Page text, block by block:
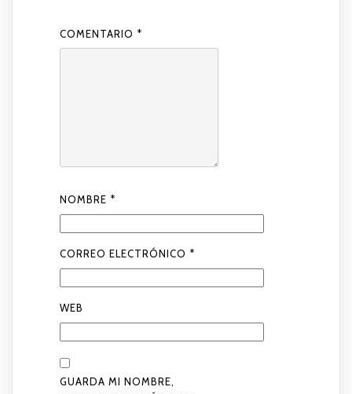
COMENTARIO *
NOMBRE *
CORREO ELECTRÓNICO *
WEB
GUARDA MI NOMBRE,